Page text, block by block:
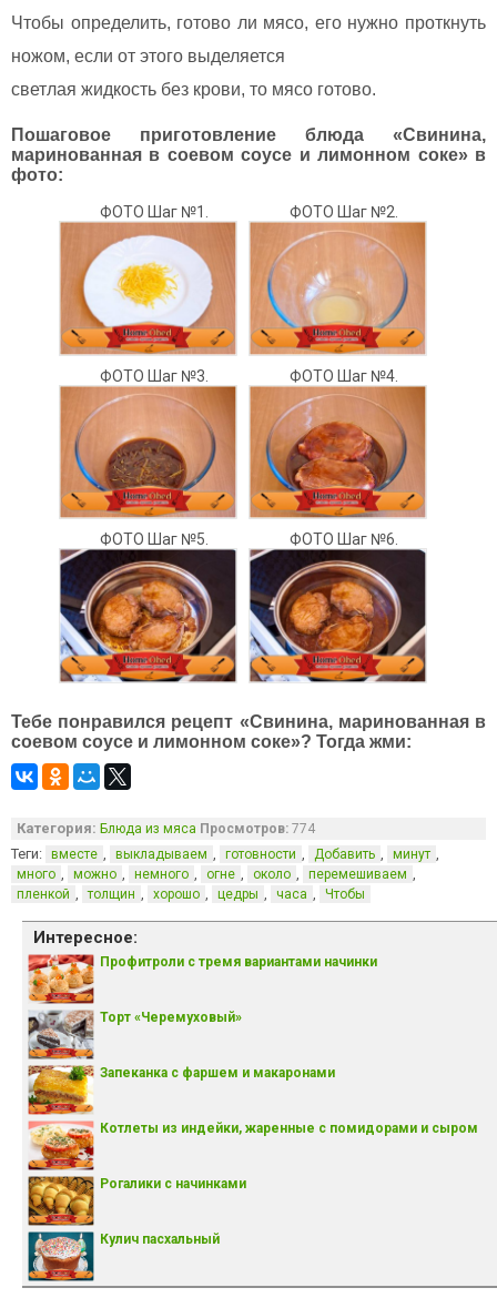
Чтобы определить, готово ли мясо, его нужно проткнуть
ножом, если от этого выделяется
светлая жидкость без крови, то мясо готово.
Пошаговое приготовление блюда «Свинина,
маринованная в соевом соусе и лимонном соке» в
фото:
ФОТО Шаг №1. ФОТО Шаг №2.
ФОТО Шаг №3. ФОТО Шаг №4.
ФОТО Шаг №5. ФОТО Шаг №6.
Тебе понравился рецепт «Свинина, маринованная в
соевом соусе и лимонном соке»? Тогда жми:
Категория: Блюда из мяса Просмотров: 774
Теги: вместе выкладываем готовности Добавить минут
много можно немного огне около перемешиваем
пленкой толщин хорошо цедры часа Чтобы
Интересное:
Профитроли с тремя вариантами начинки
Торт «Черемуховый»
Запеканка с фаршем и макаронами
Котлеты из индейки, жаренные с помидорами и сыром
Рогалики с начинками
Кулич пасхальный